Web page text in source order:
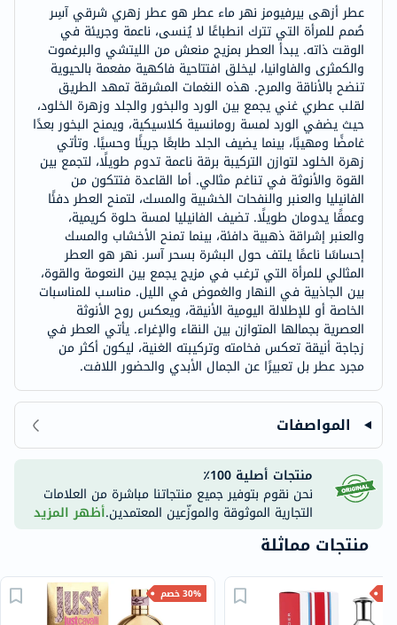
عطر أزهى بيرفيومز نهر ماء عطر هو عطر زهري شرقي آسِر
صُمم للمرأة التي تترك انطباعًا لا يُنسى، ناعمة وجريئة في
الوقت ذاته. يبدأ العطر بمزيج منعش من الليتشي والبرغموت
والكمثرى والفاوانيا، ليخلق افتتاحية فاكهية مفعمة بالحيوية
تنضح بالأناقة والمرح. هذه النغمات المشرقة تمهد الطريق
لقلب عطري غني يجمع بين الورد والبخور والجلد وزهرة الخلود،
حيث يضفي الورد لمسة رومانسية كلاسيكية، ويمنح البخور بعدًا
غامضًا ومهيبًا، بينما يضيف الجلد طابعًا جريئًا وحسيًا. وتأتي
زهرة الخلود لتوازن التركيبة برقة ناعمة تدوم طويلًا، لتجمع بين
القوة والأنوثة في تناغم مثالي. أما القاعدة فتتكون من
الفانيليا والعنبر والنفحات الخشبية والمسك، لتمنح العطر دفئًا
وعمقًا يدومان طويلًا. تضيف الفانيليا لمسة حلوة كريمية،
والعنبر إشراقة ذهبية دافئة، بينما تمنح الأخشاب والمسك
إحساسًا ناعمًا يلتف حول البشرة بسحر آسر. نهر هو العطر
المثالي للمرأة التي ترغب في مزيج يجمع بين النعومة والقوة،
بين الجاذبية في النهار والغموض في الليل. مناسب للمناسبات
الخاصة أو للإطلالة اليومية الأنيقة، ويعكس روح الأنوثة
العصرية بجمالها المتوازن بين النقاء والإغراء. يأتي العطر في
زجاجة أنيقة تعكس فخامته وتركيبته الغنية، ليكون أكثر من
مجرد عطر بل تعبيرًا عن الجمال الأبدي والحضور اللافت.
المواصفات
منتجات أصلية 100٪
نحن نقوم بتوفير جميع منتجاتنا مباشرة من العلامات
التجارية الموثوقة والموزّعين المعتمدين.أظهر المزيد
منتجات مماثلة
30% خصم